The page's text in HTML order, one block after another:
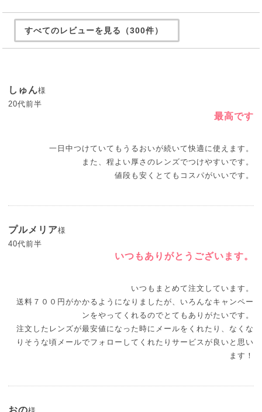
すべてのレビューを見る（300件）
しゅん様
20代前半
最高です
一日中つけていてもうるおいが続いて快適に使えます。
また、程よい厚さのレンズでつけやすいです。
値段も安くとてもコスパがいいです。
プルメリア様
40代前半
いつもありがとうございます。
いつもまとめて注文しています。
送料７００円がかかるようになりましたが、いろんなキャンペー
ンをやってくれるのでとてもありがたいです。
注文したレンズが最安値になった時にメールをくれたり、なくな
りそうな頃メールでフォローしてくれたりサービスが良いと思い
ます！